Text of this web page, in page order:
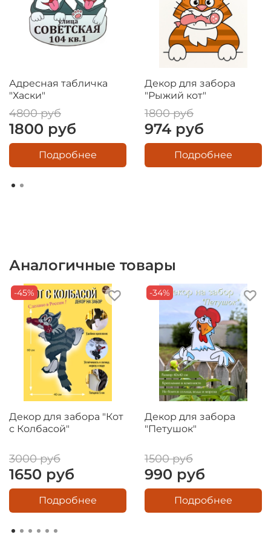
способствующих развитию и обучению детей.
Уникальный декор поможет сделать учебную
среду более привлекательной и интересной. С
ее помощью можно создать спокойную и
расслабляющую атмосферу для пациентов и
Торговые центры и деловые комплексы могут
комфортное и привлекательное окружение.
Декор в виде кошки с колбасой поможет сделать
пространство более живым и интересным. Для
организаторов мероприятий и праздников
Адресная табличка
"Хаски"
4800 руб
1800 руб
Подробнее
Декор для забора
"Рыжий кот"
1800 руб
974 руб
Подробнее
Аналогичные товары
-45%
Декор для забора "Кот
с Колбасой"
3000 руб
1650 руб
Подробнее
-34%
Декор для забора
"Петушок"
1500 руб
990 руб
Подробнее